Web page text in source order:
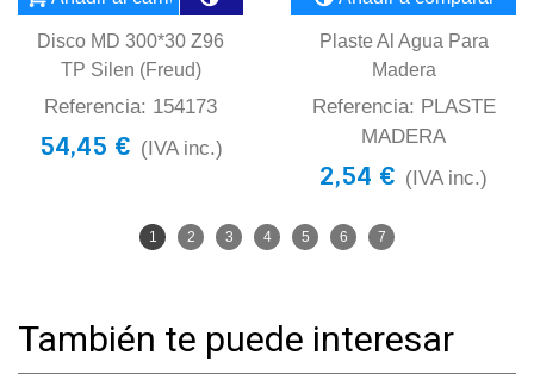
Disco MD 300*30 Z96
TP Silen (Freud)
Referencia: 154173
54,45 € (IVA inc.)
Plaste Al Agua Para
Madera
Referencia: PLASTE
MADERA
2,54 € (IVA inc.)
1 2 3 4 5 6 7
También te puede interesar